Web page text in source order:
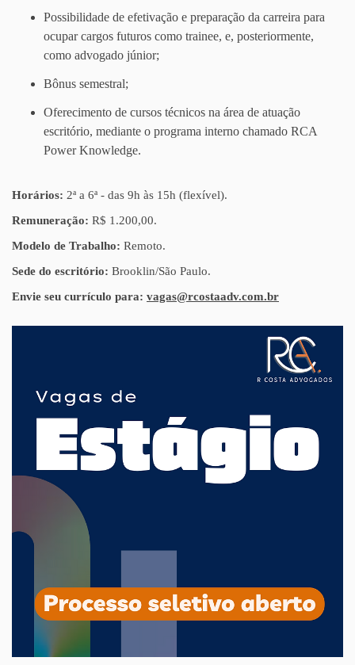
Possibilidade de efetivação e preparação da carreira para
ocupar cargos futuros como trainee, e, posteriormente,
como advogado júnior;
Bônus semestral;
Oferecimento de cursos técnicos na área de atuação
escritório, mediante o programa interno chamado RCA
Power Knowledge.
Horários: 2ª a 6ª - das 9h às 15h (flexível).
Remuneração: R$ 1.200,00.
Modelo de Trabalho: Remoto.
Sede do escritório: Brooklin/São Paulo.
Envie seu currículo para: vagas@rcostaadv.com.br